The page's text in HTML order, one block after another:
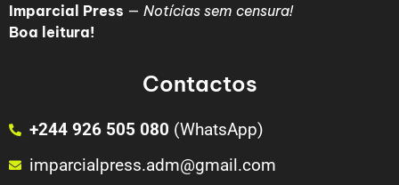
Imparcial Press — Notícias sem censura!
Boa leitura!
Contactos
+244 926 505 080 (WhatsApp)
imparcialpress.adm@gmail.com